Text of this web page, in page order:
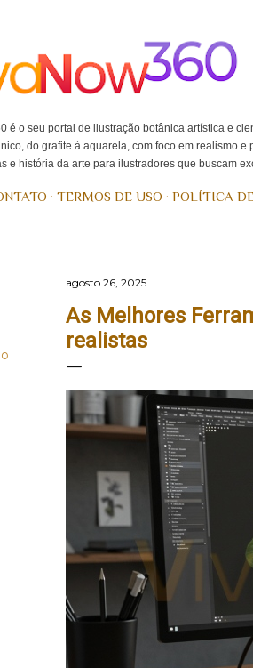
é o seu portal de ilustração botânica artística e
do grafite à aquarela, com foco em realismo
e história da arte para ilustradores que buscam
TERMOS DE USO POLÍTICA
agosto 26, 2025
As Melhores
realistas